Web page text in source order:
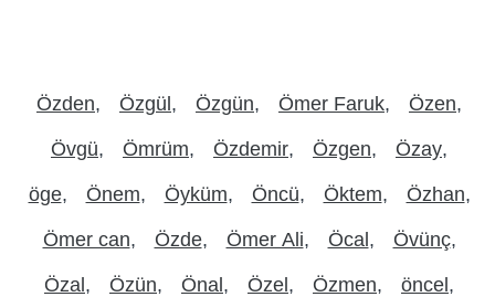
Özden Özgül Özgün Ömer Faruk Özen
Övgü Ömrüm Özdemir Özgen Özay
öge Önem Öyküm Öncü Öktem Özhan
Ömer can Özde Ömer Ali Öcal Övünç
Özal Özün Önal Özel Özmen öncel